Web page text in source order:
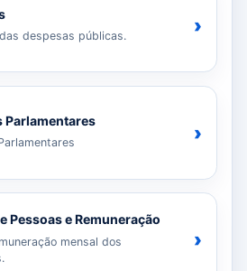
despesas públicas. ›
Parlamentares
›
Pessoas e Remuneração
mensal dos
›